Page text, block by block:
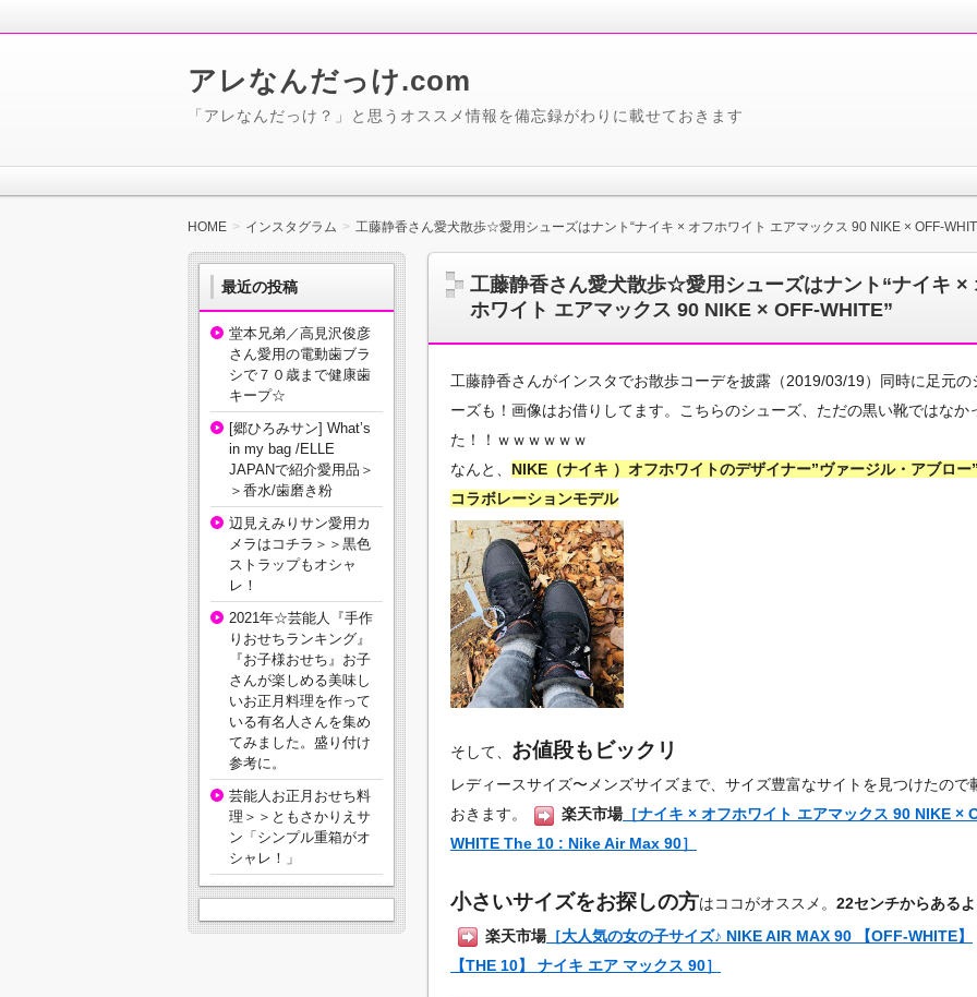
アレなんだっけ.com
「アレなんだっけ？」と思うオススメ情報を備忘録がわりに載せておきます
HOME インスタグラム 工藤静香さん愛犬散歩☆愛用シューズはナント“ナイキ × オフホワイト エアマックス 90 NIKE × OFF-
工藤静香さん愛犬散歩☆愛用シューズはナント“ナイキ ×
ホワイト エアマックス 90 NIKE × OFF-WHITE”
工藤静香さんがインスタでお散歩コーデを披露（2019/03/19）同時に足元の
ーズも！画像はお借りしてます。こちらのシューズ、ただの黒い靴ではなか
た！！ｗｗｗｗｗｗ
なんと、 NIKE（ナイキ ）オフホワイトのデザイナー”ヴァージル・アブロー
コラボレーションモデル
そして、 お値段もビックリ
レディースサイズ〜メンズサイズまで、サイズ豊富なサイトを見つけたので
おきます。
楽天市場［ナイキ × オフホワイト エアマックス 90 NIKE ×
WHITE The 10 : Nike Air Max 90］
小さいサイズをお探しの方はココがオススメ。 22センチからあるよ
楽天市場［大人気の女の子サイズ♪ NIKE AIR MAX 90 【OFF-WHITE】
【THE 10】 ナイキ エア マックス 90］
最近の投稿
堂本兄弟／高見沢俊彦
さん愛用の電動歯ブラ
シで７０歳まで健康歯
キープ☆
[郷ひろみサン] What’s
in my bag /ELLE
JAPANで紹介愛用品＞
＞香水/歯磨き粉
辺見えみりサン愛用カ
メラはコチラ＞＞黒色
ストラップもオシャ
レ！
2021年☆芸能人『手作
りおせちランキング』
『お子様おせち』お子
さんが楽しめる美味し
いお正月料理を作って
いる有名人さんを集め
てみました。盛り付け
参考に。
芸能人お正月おせち料
理＞＞ともさかりえサ
ン「シンプル重箱がオ
シャレ！」